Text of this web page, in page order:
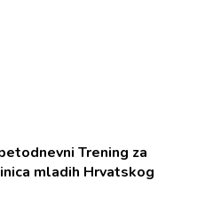
Trening za
mladih Hrvatskog